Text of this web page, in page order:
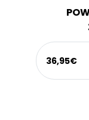
36,95€